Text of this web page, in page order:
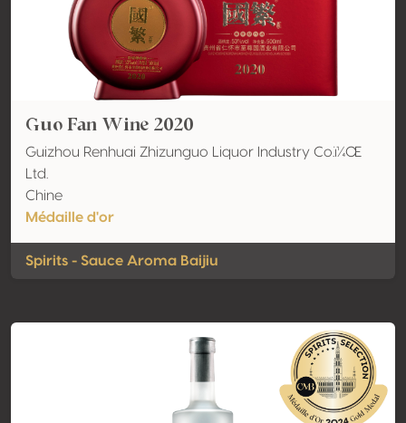
Guo Fan Wine 2020
Guizhou Renhuai Zhizunguo Liquor Industry Co.ï¼Œ
Ltd.
Chine
Médaille d'or
Spirits - Sauce Aroma Baijiu